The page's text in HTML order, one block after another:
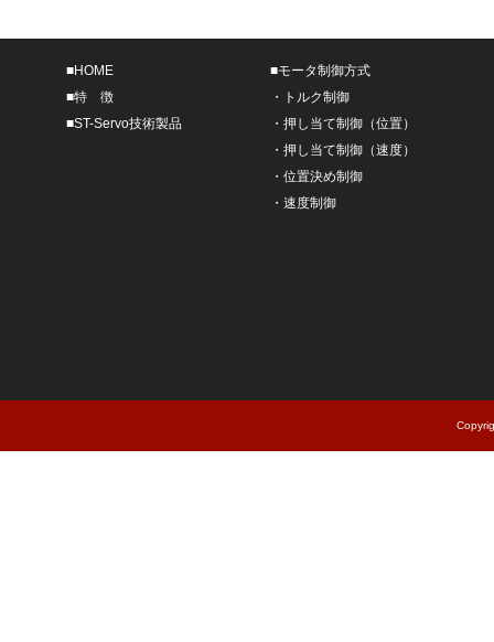
■HOME
■特 徴
■ST-Servo技術製品
■モータ制御方式
・
トルク制御
・ 押し当て制御（位置）
・ 押し当て制御（速度）
・ 位置決め制御
・ 速度制御